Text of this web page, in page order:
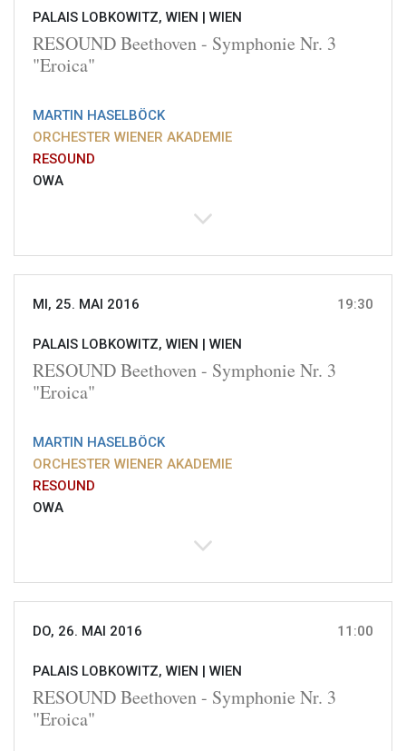
PALAIS LOBKOWITZ, WIEN | WIEN
RESOUND Beethoven - Symphonie Nr. 3
"Eroica"
MARTIN HASELBÖCK
ORCHESTER WIENER AKADEMIE
RESOUND
OWA
MI, 25. MAI 2016 19:30
PALAIS LOBKOWITZ, WIEN | WIEN
RESOUND Beethoven - Symphonie Nr. 3
"Eroica"
MARTIN HASELBÖCK
ORCHESTER WIENER AKADEMIE
RESOUND
OWA
DO, 26. MAI 2016 11:00
PALAIS LOBKOWITZ, WIEN | WIEN
RESOUND Beethoven - Symphonie Nr. 3
"Eroica"